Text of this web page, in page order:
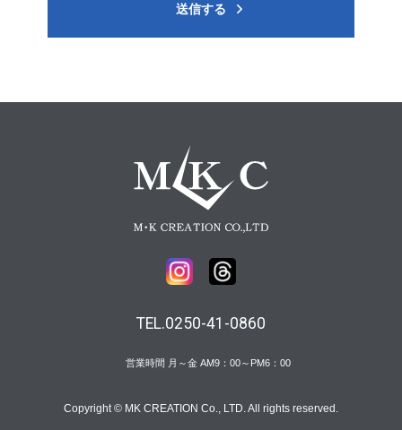
TEL.0250-41-0860
営業時間 月～金 AM9：00～PM6：00
Copyright © MK CREATION Co., LTD. All rights reserved.